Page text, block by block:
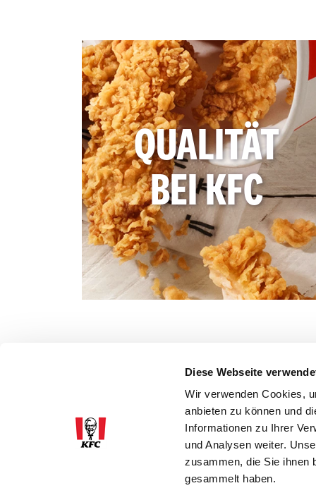
Diese Webseite
Wir verwenden Cookies,
anbieten zu können und
Informationen zu Ihrer
und Analysen weiter.
zusammen, die Sie ihnen
gesammelt haben.
QUALITÄT
BEI KFC